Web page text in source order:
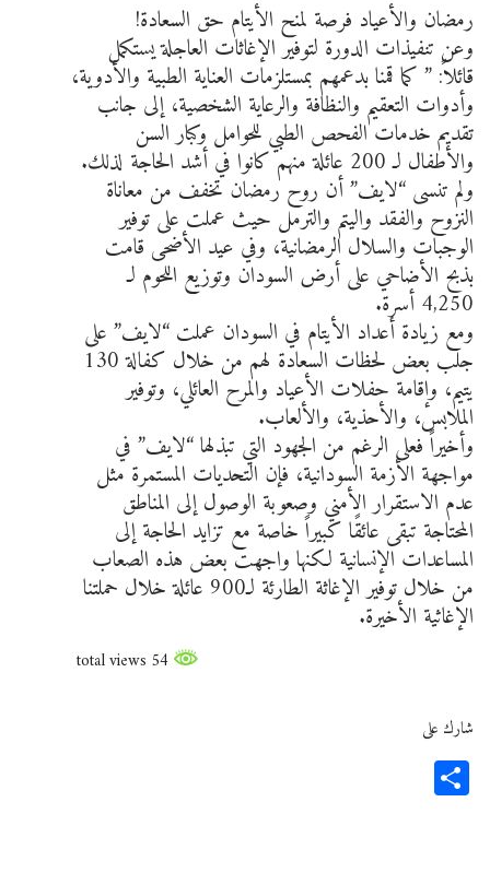
رمضان والأعياد فرصة لمنح الأيتام حق السعادة!
وعن تنفيذات الدورة لتوفير الإغاثات العاجلة يستكمل
قائلاً: ” كما قمنا بدعمهم بمستلزمات العناية الطبية والأدوية،
وأدوات التعقيم والنظافة والرعاية الشخصية، إلى جانب
تقديم خدمات الفحص الطبي للحوامل وكبار السن
والأطفال لـ 200 عائلة منهم كانوا في أشد الحاجة لذلك.
ولم تنسى “لايف” أن روح رمضان تخفف من معاناة
النزوح والفقد واليتم والترمل حيث عملت على توفير
الوجبات والسلال الرمضانية، وفي عيد الأضحى قامت
بذبح الأضاحي على أرض السودان وتوزيع اللحوم لـ
4,250 أسرة.
ومع زيادة أعداد الأيتام في السودان عملت “لايف” على
جلب بعض لحظات السعادة لهم من خلال كفالة 130
يتيم، وإقامة حفلات الأعياد والمرح العائلي، وتوفير
الملابس، والأحذية، والألعاب.
وأخيراً فعلى الرغم من الجهود التي تبذلها “لايف” في
مواجهة الأزمة السودانية، فإن التحديات المستمرة مثل
عدم الاستقرار الأمني وصعوبة الوصول إلى المناطق
المحتاجة تبقى عائقًا كبيراً خاصة مع تزايد الحاجة إلى
المساعدات الإنسانية لكنها واجهت بعض هذه الصعاب
من خلال توفير الإغاثة الطارئة لـ900 عائلة خلال حملتنا
الإغاثية الأخيرة.
شارك على